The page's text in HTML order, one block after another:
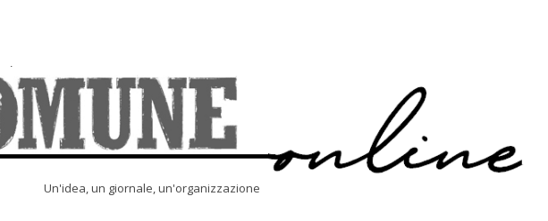
Un'idea, un giornale, un'organizzazione